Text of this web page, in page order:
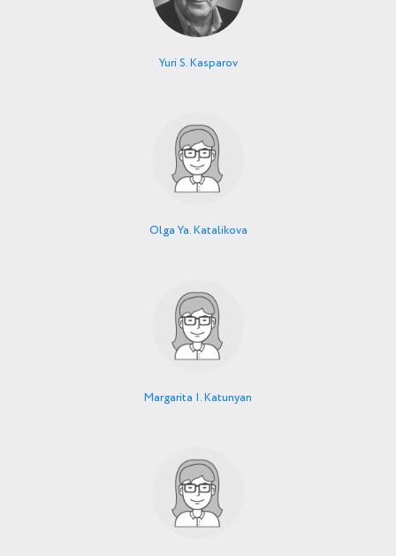
Yuri S. Kasparov
Olga Ya. Katalikova
Margarita I. Katunyan